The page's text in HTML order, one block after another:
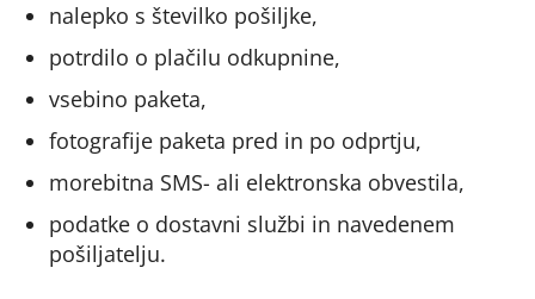
nalepko s številko pošiljke,
potrdilo o plačilu odkupnine,
vsebino paketa,
fotografije paketa pred in po odprtju,
morebitna SMS- ali elektronska obvestila,
podatke o dostavni službi in navedenem
pošiljatelju.